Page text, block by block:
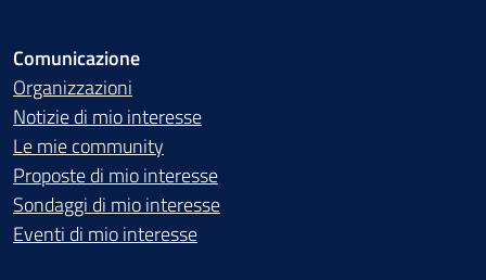
Comunicazione
Organizzazioni
Notizie di mio interesse
Le mie community
Proposte di mio interesse
Sondaggi di mio interesse
Eventi di mio interesse